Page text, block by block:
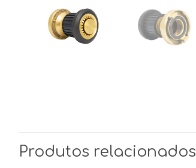
Produtos relacionados